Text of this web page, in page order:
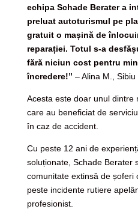
echipa Schade Berater a
preluat autoturismul pe
gratuit o mașină de
reparației. Totul s-a
fără niciun cost pentru
încredere!” – Alina M., Sibiu
Acesta este doar unul dintre
care au beneficiat de
în caz de accident.
Cu peste 12 ani de
soluționate, Schade Berater
comunitate extinsă de șoferi
peste incidente rutiere
profesionist.